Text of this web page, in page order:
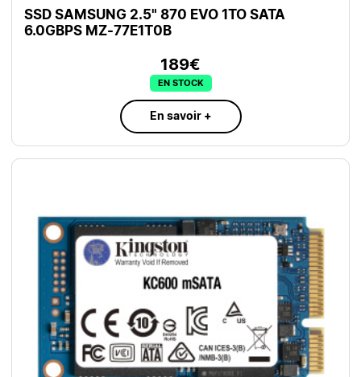
SSD SAMSUNG 2.5" 870 EVO 1TO SATA
6.0GBPS MZ-77E1T0B
189€
EN STOCK
En savoir +